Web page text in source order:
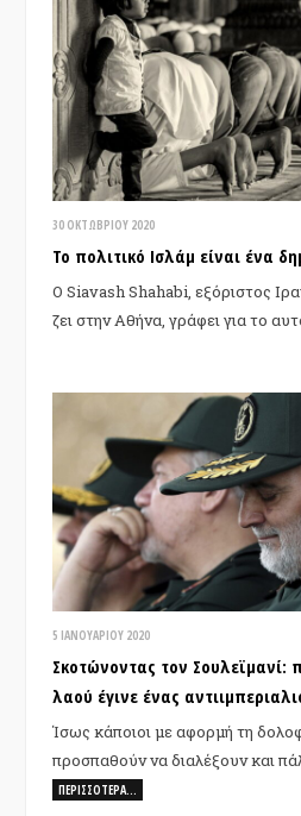
30 ΟΚΤΩΒΡΊΟΥ 2020
Το πολιτικό Ισλάμ είναι ένα
Ο Siavash Shahabi, εξόριστος
ζει στην Αθήνα, γράφει για το
5 ΙΑΝΟΥΑΡΊΟΥ 2020
Σκοτώνοντας τον Σουλεϊμανί:
λαού έγινε ένας
Ίσως κάποιοι με αφορμή τη
προσπαθούν να διαλέξουν και
ΠΕΡΙΣΣΌΤΕΡΑ…